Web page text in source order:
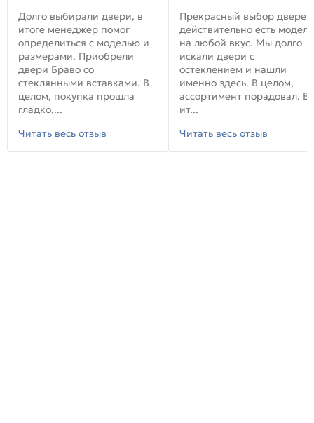
Долго выбирали двери, в
итоге менеджер помог
определиться с моделью и
размерами. Приобрели
двери Браво со
стеклянными вставками. В
целом, покупка прошла
гладко,...
Читать весь отзыв
Прекрасный выбор
действительно есть модели
на любой вкус. Мы долго
искали двери с
остеклением и нашли
именно здесь. В целом,
ассортимент порадовал. В
ит...
Читать весь отзыв